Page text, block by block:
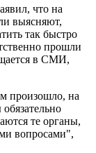
что на
выясняют,
так быстро
прошли
в СМИ,
произошло, на
те органы,
вопросами",